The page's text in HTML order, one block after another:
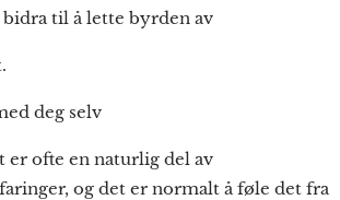
til å lette byrden av
deg selv
er ofte en naturlig del av
og det er normalt å føle det fra